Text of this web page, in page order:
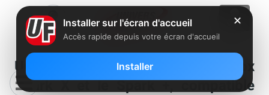
Univers Freebox a testé le Wileyfox
Spark X et le Spark +, compatible
✕
Installer sur l'écran d'accueil
Accès rapide depuis votre écran d'accueil
Installer